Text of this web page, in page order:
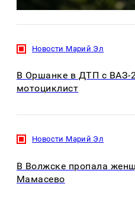
Новости Марий Эл
В Оршанке в ДТП с ВАЗ-
мотоциклист
Новости Марий Эл
В Волжске пропала
Мамасево